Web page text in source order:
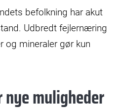
befolkning har akut
Udbredt fejlernæring
og mineraler gør kun
muligheder